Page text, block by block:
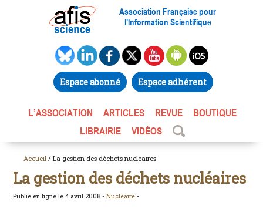
Association Française pour
l’Information Scientifique
Espace abonné Espace adhérent
L’ASSOCIATION ARTICLES REVUE
BOUTIQUE
LIBRAIRIE
VIDÉOS
Accueil / La gestion des déchets nucléaires
La gestion des déchets nucléaires
Publié en ligne le 4 avril 2008 -Nucléaire -